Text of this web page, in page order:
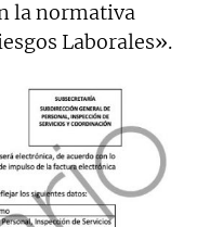
la normativa
Laborales».